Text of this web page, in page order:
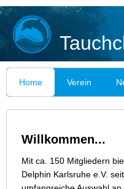
Home Verein
Willkommen...
Mit ca. 150 Mitgliedern
Delphin Karlsruhe e.V.